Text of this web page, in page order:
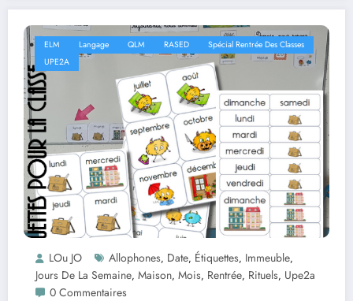
ELM Langage QLM RASED
Spécial Rentrée Des Classes
UPE2A
LOu JO Allophones, Date, Étiquettes, Immeuble,
Jours De La Semaine, Maison, Mois, Rentrée, Rituels, Upe2a
0 Commentaires